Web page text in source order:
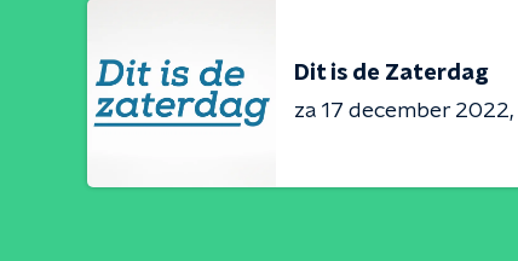
Dit is de Zaterdag
za 17 december 2022